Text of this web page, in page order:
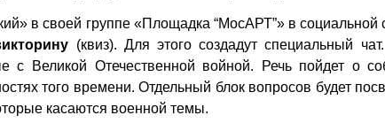
в своей группе «Площадка “МосАРТ”» в социальной
(квиз). Для этого создадут специальный
с Великой Отечественной войной. Речь пойдет о
того времени. Отдельный блок вопросов будет
касаются военной темы.